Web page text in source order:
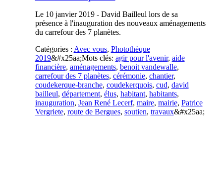
Le 10 janvier 2019 - David Bailleul lors de sa
présence à l'inauguration des nouveaux aménagements
du carrefour des 7 planètes.
Catégories : Avec vous, Photothèque
2019&#x25aa;Mots clés: agir pour l'avenir, aide
financière, aménagements, benoit vandewalle,
carrefour des 7 planètes, cérémonie, chantier,
coudekerque-branche, coudekerquois, cud, david
bailleul, département, élus, habitant, habitants,
inauguration, Jean René Lecerf, maire, mairie, Patrice
Vergriete, route de Bergues, soutien, travaux&#x25aa;